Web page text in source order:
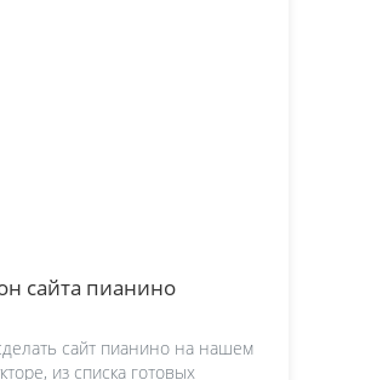
сайта пианино
сайт пианино на нашем
из списка готовых